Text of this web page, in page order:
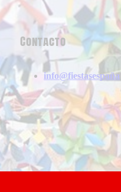
Contacto
info@fiestasespaña